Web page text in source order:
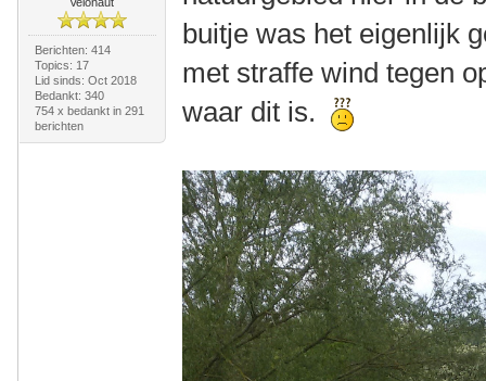
Berichten: 414
Topics: 17
Lid sinds: Oct 2018
Bedankt: 340
754 x bedankt in 291
berichten
buitje was het eigenlijk
met straffe wind tegen
waar dit is.